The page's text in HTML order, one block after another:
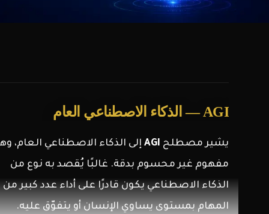
AGI — الذكاء الاصطناعي العام
يشير مصطلح AGIإلى الذكاء الاصطناعي العام،
مفهوم غير محسوم بدقة. غالبًا يُقصد به نوع من
الذكاء الاصطناعي يكون قادرًا على أداء عدد كبير من
المهام بمستوى يساوي الإنسان أو يتفوّق عليه.